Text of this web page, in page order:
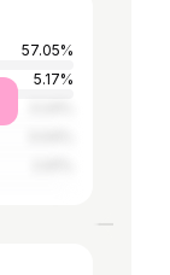
57.05%
5.17%